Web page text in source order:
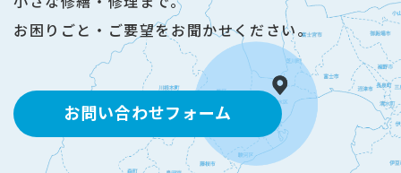
お困りごと・ご要望をお聞かせください。
お問い合わせフォーム